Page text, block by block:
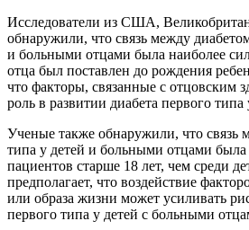
Исследователи из США,
обнаружили, что связь между
и больными отцами была наиболее
отца был поставлен до рождения
что факторы, связанные с отцовским
роль в развитии диабета первого типа
Ученые также обнаружили, что связь
типа у детей и больными отцами была
пациентов старше 18 лет, чем среди
предполагает, что воздействие
или образа жизни может усиливать
первого типа у детей с больными